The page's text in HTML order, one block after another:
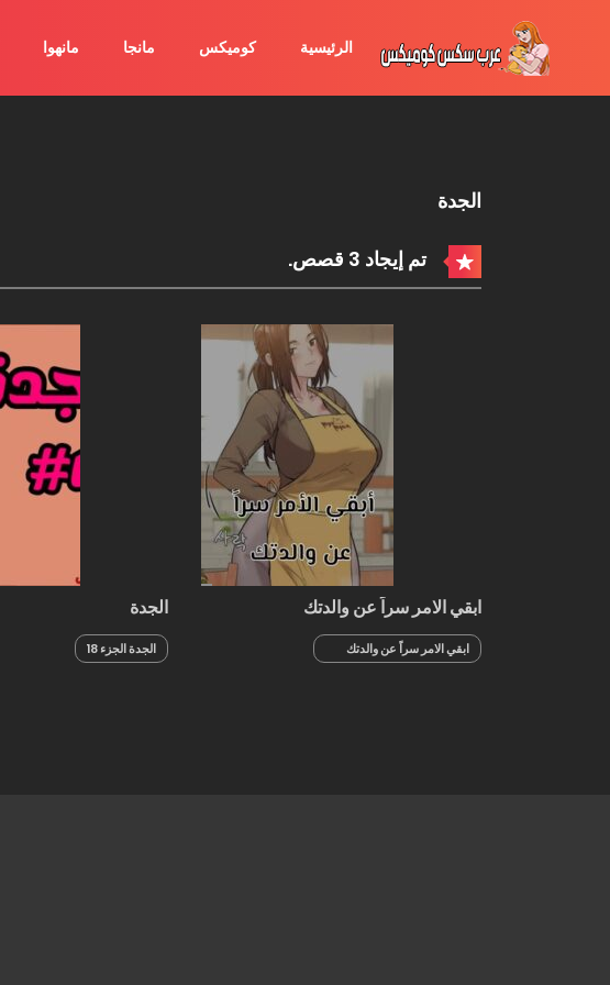
الرئيسية كوميكس مانجا مانهوا
الجدة
تم إيجاد 3 قصص.
ابقي الامر سراً عن والدتك
ابقي الامر سراً عن والدتك
الجزء 100 والأخير
الجدة
الجدة الجزء 18